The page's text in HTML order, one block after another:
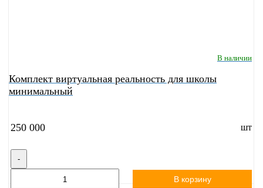
В наличии
Комплект виртуальная реальность для школы
минимальный
250 000 шт
-
В корзину